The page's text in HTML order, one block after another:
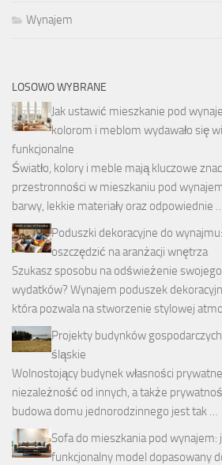
Wynajem
LOSOWO WYBRANE
Jak ustawić mieszkanie pod
kolorom i meblom wydawało się
funkcjonalne
Światło, kolory i meble mają kluczowe
przestronności w mieszkaniu pod
barwy, lekkie materiały oraz odpowiednie
Poduszki dekoracyjne do
oszczędzić na aranżacji wnętrza
Szukasz sposobu na odświeżenie
wydatków? Wynajem poduszek
która pozwala na stworzenie stylowej
Projekty budynków
śląskie
Wolnostojący budynek własności
niezależność od innych, a także
budowa domu jednorodzinnego jest tak …
Sofa do mieszkania pod wynajem:
funkcjonalny model dopasowany